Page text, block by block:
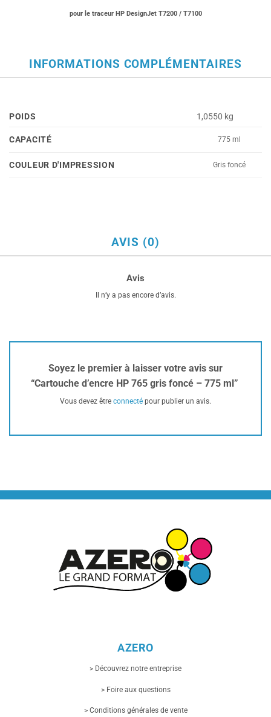
pour le traceur HP DesignJet T7200 / T7100
INFORMATIONS COMPLÉMENTAIRES
POIDS 1,0550 kg
CAPACITÉ 775 ml
COULEUR D'IMPRESSION Gris foncé
AVIS (0)
Avis
Il n’y a pas encore d’avis.
Soyez le premier à laisser votre avis sur
“Cartouche d’encre HP 765 gris foncé – 775 ml”
Vous devez être connecté pour publier un avis.
AZERO
> Découvrez notre entreprise
> Foire aux questions
> Conditions générales de vente